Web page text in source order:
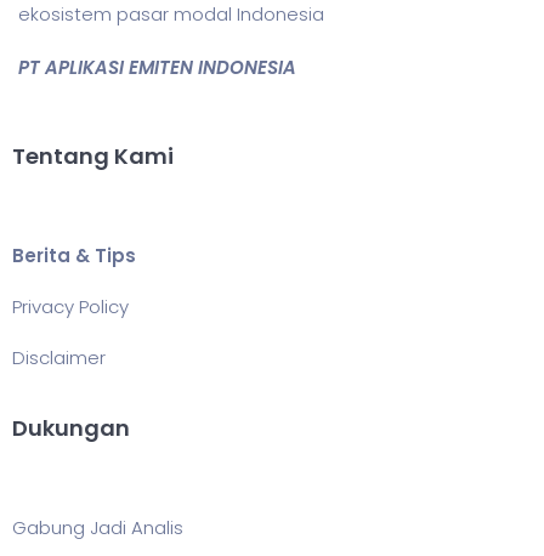
ekosistem pasar modal Indonesia
PT APLIKASI EMITEN INDONESIA
Tentang Kami
Berita & Tips
Privacy Policy
Disclaimer
Dukungan
Gabung Jadi Analis